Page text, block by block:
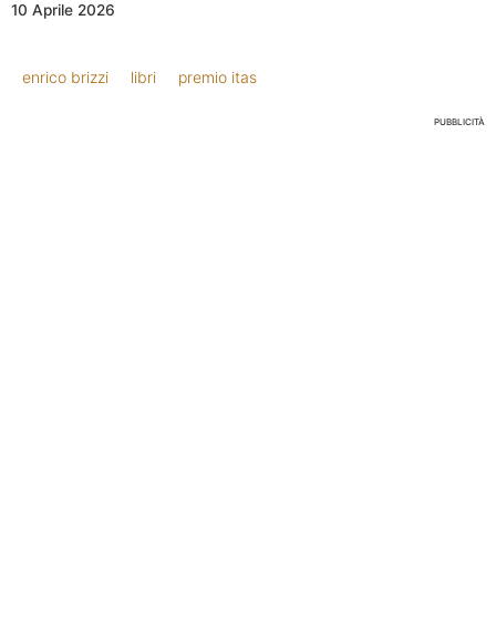
10 Aprile 2026
enrico brizzi libri premio itas
PUBBLICITÀ